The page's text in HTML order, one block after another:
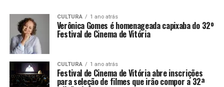
CULTURA 1 ano atrás
Verônica Gomes é homenageada capixaba do 32º
Festival de Cinema de Vitória
CULTURA 1 ano atrás
Festival de Cinema de Vitória abre inscrições
para seleção de filmes que irão compor a 32ª